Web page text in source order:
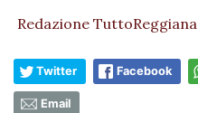
Redazione TuttoReggiana
Twitter Facebook
Email